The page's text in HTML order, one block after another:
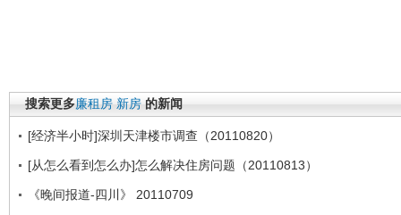
搜索更多廉租房 新房 的新闻
[经济半小时]深圳天津楼市调查（20110820）
[从怎么看到怎么办]怎么解决住房问题（20110813）
《晚间报道-四川》 20110709